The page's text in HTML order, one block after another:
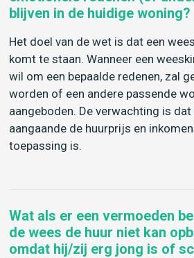
blijven in de huidige woning?
Het doel van de wet is dat een
komt te staan. Wanneer een
wil om een bepaalde redenen, zal
worden of een andere passende
aangeboden. De verwachting is
aangaande de huurprijs en
toepassing is.
Wat als er een vermoeden
de wees de huur niet kan
omdat hij/zij erg jong is of